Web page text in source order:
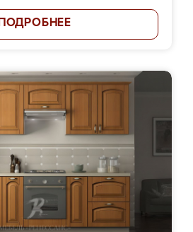
ПОДРОБНЕЕ